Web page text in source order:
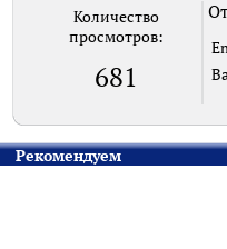
Количество
просмотров:
681
Рекомендуем